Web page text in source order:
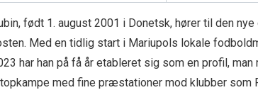
født 1. august 2001 i Donetsk, hører til den
Med en tidlig start i Mariupols lokale
har han på få år etableret sig som en profil,
med fine præstationer mod klubber som